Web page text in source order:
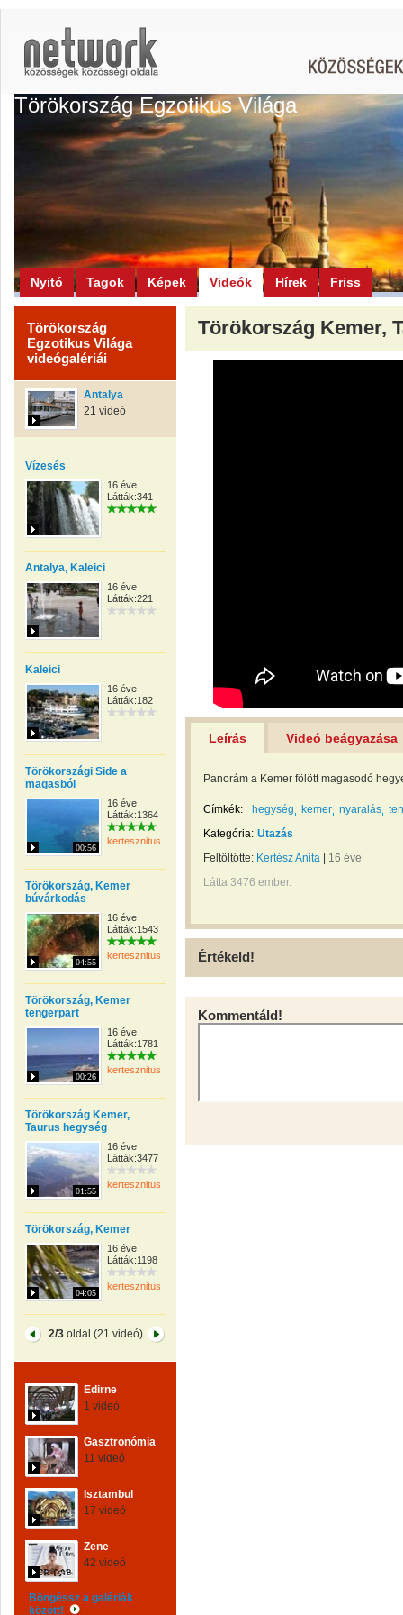
Törökország Egzotikus Világa
Nyitó Tagok Képek Videók Hírek Friss
Törökország
Egzotikus Világa
videógalériái
Antalya
21 videó
Vízesés
16 éve
Látták:341
Antalya, Kaleici
16 éve
Látták:221
Kaleici
16 éve
Látták:182
Törökországi Side a
magasból
00:56
16 éve
Látták:1364
kertesznitus
Törökország, Kemer
búvárkodás
04:55
16 éve
Látták:1543
kertesznitus
Törökország, Kemer
tengerpart
00:26
16 éve
Látták:1781
kertesznitus
Törökország Kemer,
Taurus hegység
01:55
16 éve
Látták:3477
kertesznitus
Törökország, Kemer
04:05
16 éve
Látták:1198
kertesznitus
2/3oldal (21 videó)
Edirne
1 videó
Gasztronómia
11 videó
Isztambul
17 videó
Zene
42 videó
Böngéssz a galériák
között!
Törökország Kemer,
Leírás Videó beágyazása
Panorám a Kemer fölött magasodó
Címkék: hegység kemer nyaralás
Kategória: Utazás
Feltöltötte: Kertész Anita
16 éve
Látta 3476 ember.
Értékeld!
Kommentáld!